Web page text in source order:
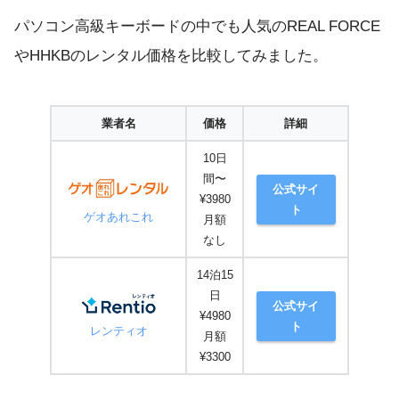
パソコン高級キーボードの中でも人気のREAL FORCE
やHHKBのレンタル価格を比較してみました。
業者名 価格 詳細
ゲオあれこれ
10日
間〜
¥3980
月額
なし
公式サイ
ト
レンティオ
14泊15
日
¥4980
月額
¥3300
公式サイ
ト